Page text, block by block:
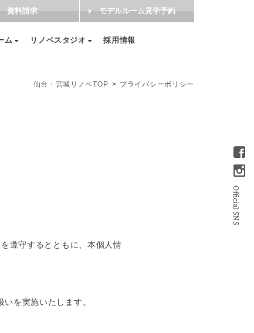
ム リノベスタジオ 採用情報
資料請求 モデルルーム見学予約
仙台・宮城リノベTOP プライバシーポリシー
遵守するとともに、本個人情
を実施いたします。